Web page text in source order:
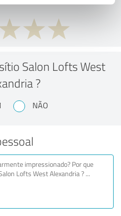
Salon Lofts West
?
NÃO